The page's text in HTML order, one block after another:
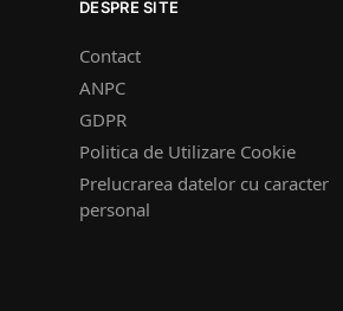
DESPRE SITE
Contact
ANPC
GDPR
Politica de Utilizare Cookie
Prelucrarea datelor cu caracter
personal